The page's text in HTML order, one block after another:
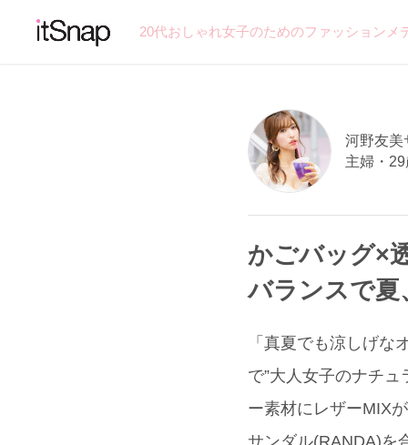
20代おしゃれ女子のためのファッション
河野友美
主婦・29
かごバッグ×
バランスで夏
「真夏でも涼しげ
で”大人女子のナチ
ー素材にレザーMIX
サンダル(RANDA)